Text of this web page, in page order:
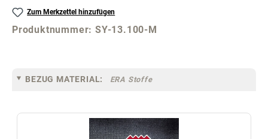
Zum Merkzettel hinzufügen
Produktnummer:SY-13.100-M
BEZUG MATERIAL: ERA Stoffe